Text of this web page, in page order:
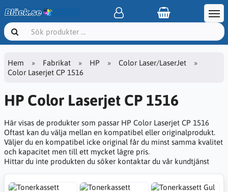
Hem Fabrikat HP
Color Laser/LaserJet
Color Laserjet CP 1516
HP Color Laserjet CP 1516
Här visas de produkter som passar HP Color Laserjet CP 1516
Oftast kan du välja mellan en kompatibel eller originalprodukt.
Väljer du en kompatibel icke original får du minst samma kvalitet
och kapacitet men till ett mycket lägre pris.
Hittar du inte produkten du söker kontaktar du vår kundtjänst